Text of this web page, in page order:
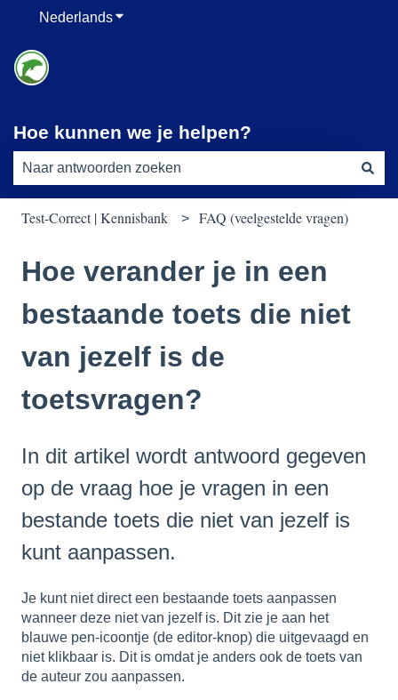
NederlandsSubmenu tonen voor vertalingen
Hoe kunnen we je helpen?
Test-Correct | Kennisbank FAQ (veelgestelde vragen)
Hoe verander je in een
bestaande toets die niet
van jezelf is de
toetsvragen?
In dit artikel wordt antwoord gegeven
op de vraag hoe je vragen in een
bestande toets die niet van jezelf is
kunt aanpassen.
Je kunt niet direct een bestaande toets aanpassen
wanneer deze niet van jezelf is. Dit zie je aan het
blauwe pen-icoontje (de editor-knop) die uitgevaagd en
niet klikbaar is. Dit is omdat je anders ook de toets van
de auteur zou aanpassen.